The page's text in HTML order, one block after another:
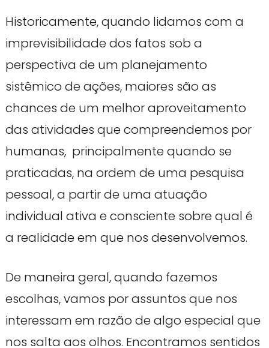
Historicamente, quando lidamos com a
imprevisibilidade dos fatos sob a
perspectiva de um planejamento
sistêmico de ações, maiores são as
chances de um melhor aproveitamento
das atividades que compreendemos por
humanas, principalmente quando se
praticadas, na ordem de uma pesquisa
pessoal, a partir de uma atuação
individual ativa e consciente sobre qual é
a realidade em que nos desenvolvemos.
De maneira geral, quando fazemos
escolhas, vamos por assuntos que nos
interessam em razão de algo especial que
nos salta aos olhos. Encontramos sentidos